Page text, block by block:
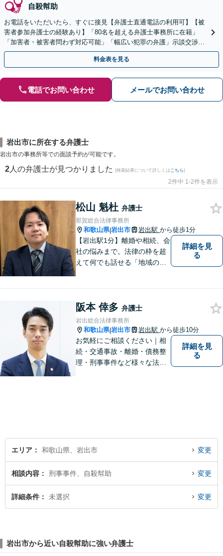
自殺幇助
お電話をいただいたら、すぐに接見【弁護士直通電話の利用可】【被
害者参加弁護士の経験あり】「80名を超える弁護士事務所に在籍」
「加害者・被害者問わず対応可能」「幅広い犯罪の弁護」示談交渉に
豊富な事績【完全個室対応】【休日・夜間相談可】
料金表を見る
電話でお問い合わせ メールでお問い合わせ
岩出市に所在する弁護士
岩出市の事務所等での面談予約が可能です。
2 人の弁護士が見つかりました (検索結果について詳しくは こちら)
2件中 1-2件を表示
松山 魁杜 弁護士
那賀総合法律事務所
和歌山県|岩出市 岩出駅 から徒歩1分
【岩出駅1分】離婚や相続、会
社の悩みまで。法律の枠を超
えて何でも話せる「地域のか
育ちの私が丁寧にサポートし
ます。【丁寧なヒアリング】
【休日や夜間相談も柔軟に対
応】
詳細を見
る
阪本 倖多 弁護士
岩出総合法律事務所
和歌山県|岩出市 岩出駅 から徒歩10分
お気軽にご相談ください｜相
続・交通事故・離婚・債務整
理・刑事事件など様々な法律
詳細を見
る
エリア 和歌山県、岩出市 変更
相談内容 刑事事件、自殺幇助 変更
詳細条件 未選択 変更
岩出市から近い自殺幇助に強い弁護士